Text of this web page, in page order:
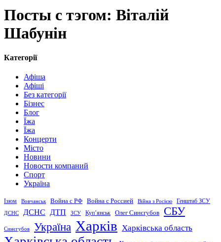
Посты с тэгом: Віталій
Шабунін
Категорії
Афіша
Афіші
Без категорії
Бізнес
Блог
Їжа
Їжа
Концерти
Місто
Новини
Новости компаний
Спорт
Україна
Ізюм Вовчанськ Война с РФ Война с Россией Війна з Росією Генштаб ЗСУ
ДСНС ДСНС ДТП ЗСУ Купʼянськ Олег Синєгубов СБУ
Синєгубов Україна Харків Харківська область